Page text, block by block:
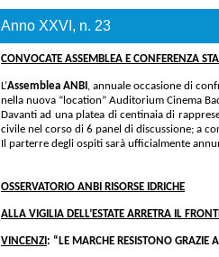
Anno XXVI, n. 23
CONVOCATE ASSEMBLEA E CONFERENZA
L’Assemblea ANBI , annuale occasione di
nella nuova “location” Auditorium Cinema
Davanti ad una platea di centinaia di
civile nel corso di 6 panel di discussione; a
Il parterre degli ospiti sarà ufficialmente
OSSERVATORIO ANBI RISORSE IDRICHE
ALLA VIGILIA DELL’ESTATE ARRETRA IL
VINCENZI : “LE MARCHE RESISTONO GRAZIE